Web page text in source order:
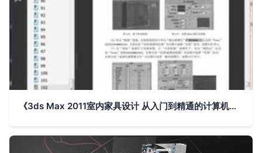
《3ds Max 2011室内家具设计 从入门到精通的计算机图文设计指南》